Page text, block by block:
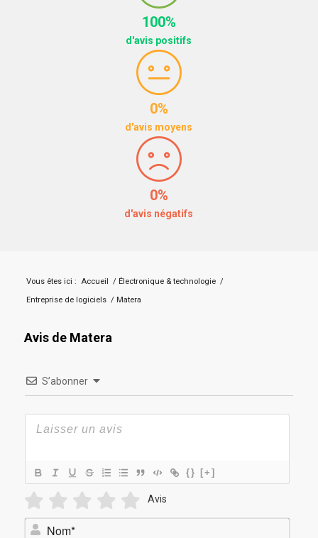
100%
d'avis positifs
0%
d'avis moyens
0%
d'avis négatifs
Vous êtes ici : Accueil / Électronique & technologie /
Entreprise de logiciels / Matera
Avis de Matera
S’abonner
{} [+]
Avis
Nom*